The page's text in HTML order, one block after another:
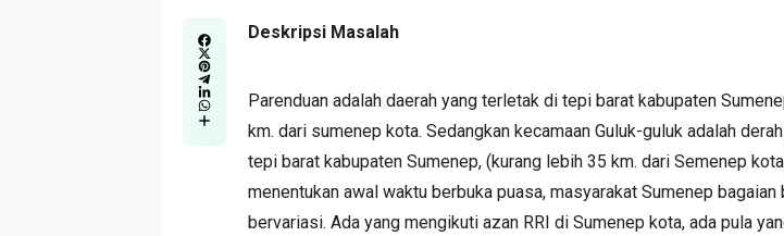
Deskripsi Masalah
Parenduan adalah daerah yang terletak di tepi barat kabupaten
km. dari sumenep kota. Sedangkan kecamaan Guluk-guluk adalah
tepi barat kabupaten Sumenep, (kurang lebih 35 km. dari Semenep
menentukan awal waktu berbuka puasa, masyarakat Sumenep bagaian
bervariasi. Ada yang mengikuti azan RRI di Sumenep kota, ada pula